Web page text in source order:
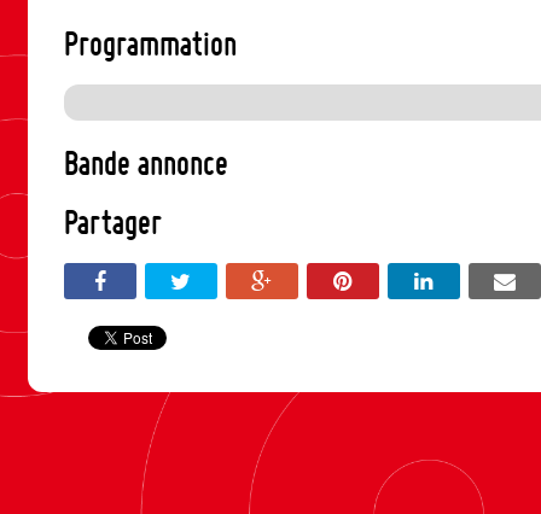
Programmation
Bande annonce
Partager